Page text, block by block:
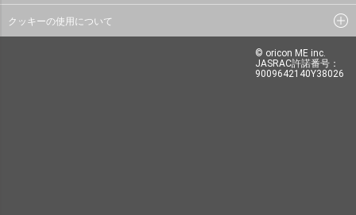
クッキーの使用について
© oricon ME inc.
JASRAC許諾番号：
9009642140Y38026